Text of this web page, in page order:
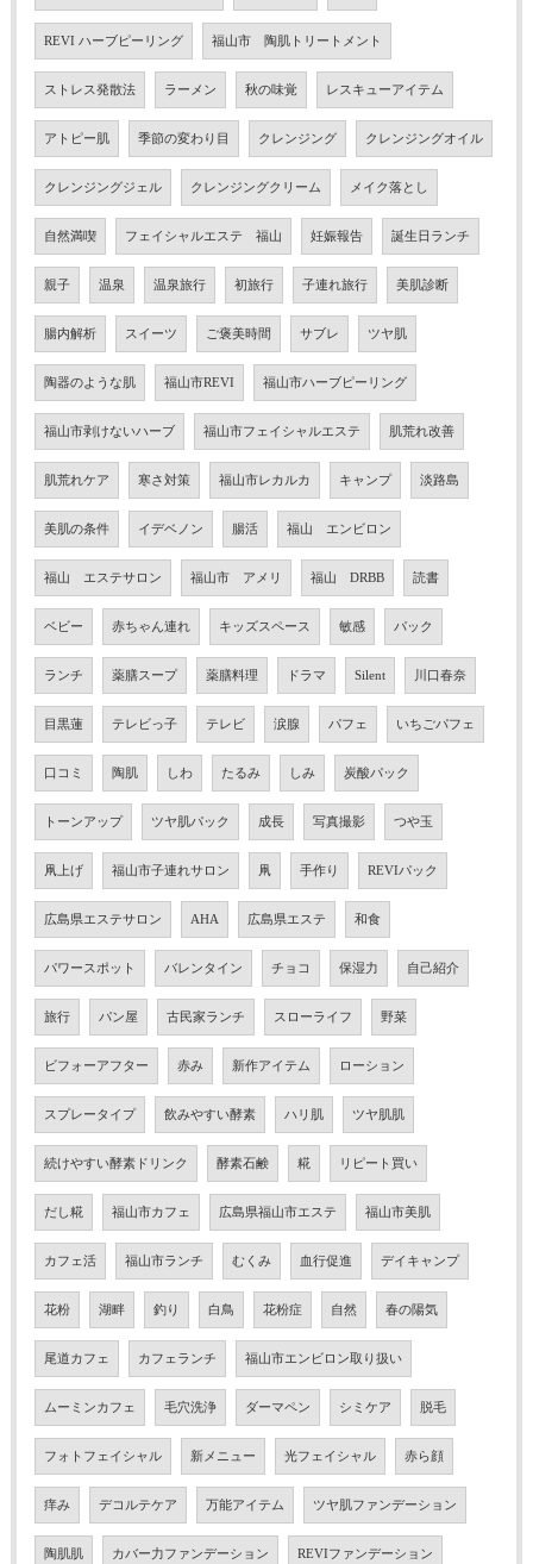
REVI ハーブピーリング 福山市 陶肌トリートメント
ストレス発散法 ラーメン 秋の味覚 レスキューアイテム
アトピー肌 季節の変わり目 クレンジング クレンジングオイル
クレンジングジェル クレンジングクリーム メイク落とし
自然満喫 フェイシャルエステ 福山 妊娠報告 誕生日ランチ
親子 温泉 温泉旅行 初旅行 子連れ旅行 美肌診断
腸内解析 スイーツ ご褒美時間 サブレ ツヤ肌
陶器のような肌 福山市REVI 福山市ハーブピーリング
福山市剥けないハーブ 福山市フェイシャルエステ 肌荒れ改善
肌荒れケア 寒さ対策 福山市レカルカ キャンプ 淡路島
美肌の条件 イデベノン 腸活 福山 エンビロン
福山 エステサロン 福山市 アメリ 福山 DRBB 読書
ベビー 赤ちゃん連れ キッズスペース 敏感 パック
ランチ 薬膳スープ 薬膳料理 ドラマ Silent 川口春奈
目黒蓮 テレビっ子 テレビ 涙腺 パフェ いちごパフェ
口コミ 陶肌 しわ たるみ しみ 炭酸パック
トーンアップ ツヤ肌パック 成長 写真撮影 つや玉
凧上げ 福山市子連れサロン 凧 手作り REVIパック
広島県エステサロン AHA 広島県エステ 和食
パワースポット バレンタイン チョコ 保湿力 自己紹介
旅行 パン屋 古民家ランチ スローライフ 野菜
ビフォーアフター 赤み 新作アイテム ローション
スプレータイプ 飲みやすい酵素 ハリ肌 ツヤ肌肌
続けやすい酵素ドリンク 酵素石鹸 糀 リピート買い
だし糀 福山市カフェ 広島県福山市エステ 福山市美肌
カフェ活 福山市ランチ むくみ 血行促進 デイキャンプ
花粉 湖畔 釣り 白鳥 花粉症 自然 春の陽気
尾道カフェ カフェランチ 福山市エンビロン取り扱い
ムーミンカフェ 毛穴洗浄 ダーマペン シミケア 脱毛
フォトフェイシャル 新メニュー 光フェイシャル 赤ら顔
痒み デコルテケア 万能アイテム ツヤ肌ファンデーション
陶肌肌 カバー力ファンデーション REVIファンデーション